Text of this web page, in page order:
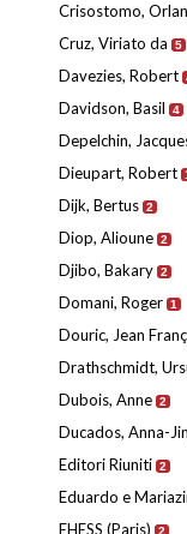
Crisostomo,
Cruz, Viriato da 5
Davezies, Robert
Davidson, Basil 4
Depelchin,
Dieupart, Robert
Dijk, Bertus 2
Diop, Alioune 2
Djibo, Bakary 2
Domani, Roger 1
Douric, Jean
Drathschmidt,
Dubois, Anne 2
Ducados, Anna-
Editori Riuniti 2
Eduardo e
EHESS (Paris) 2